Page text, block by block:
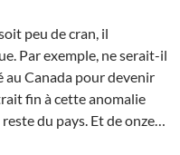
peu de cran, il
Par exemple, ne serait-il
au Canada pour devenir
fin à cette anomalie
du pays. Et de onze…